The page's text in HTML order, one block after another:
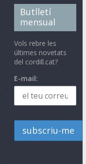
Butlletí
mensual
Vols rebre les
últimes novetats
del cordill.cat?
E-mail: